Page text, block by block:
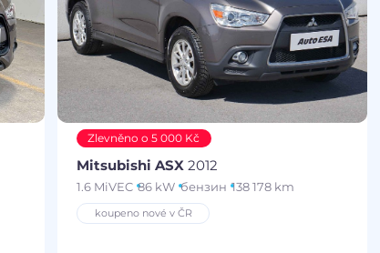
Zlevněno o 5 000 Kč
Mitsubishi ASX 2012
1.6 MiVEC 86 kW бензин 138 178 km
koupeno nové v ČR